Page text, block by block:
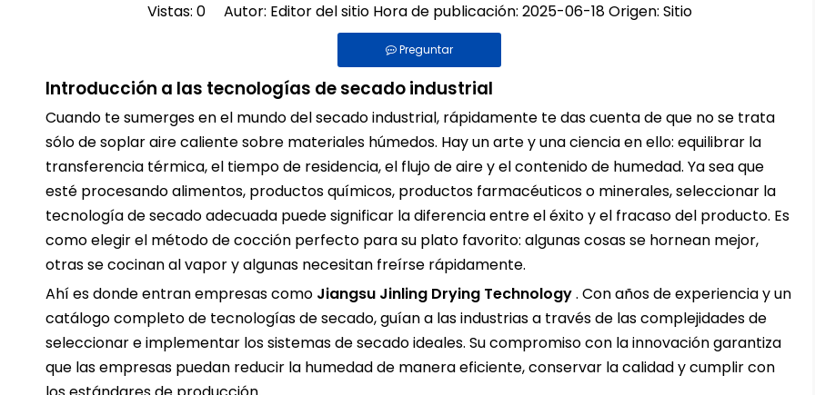
Vistas: 0Autor: Editor del sitio Hora de publicación: 2025-06-18 Origen: Sitio
Preguntar
Introducción a las tecnologías de secado industrial
Cuando te sumerges en el mundo del secado industrial, rápidamente te das cuenta de que no se trata
sólo de soplar aire caliente sobre materiales húmedos. Hay un arte y una ciencia en ello: equilibrar la
transferencia térmica, el tiempo de residencia, el flujo de aire y el contenido de humedad. Ya sea que
esté procesando alimentos, productos químicos, productos farmacéuticos o minerales, seleccionar la
tecnología de secado adecuada puede significar la diferencia entre el éxito y el fracaso del producto. Es
como elegir el método de cocción perfecto para su plato favorito: algunas cosas se hornean mejor,
otras se cocinan al vapor y algunas necesitan freírse rápidamente.
Ahí es donde entran empresas como Jiangsu Jinling Drying Technology. Con años de experiencia y un
catálogo completo de tecnologías de secado, guían a las industrias a través de las complejidades de
seleccionar e implementar los sistemas de secado ideales. Su compromiso con la innovación garantiza
que las empresas puedan reducir la humedad de manera eficiente, conservar la calidad y cumplir con